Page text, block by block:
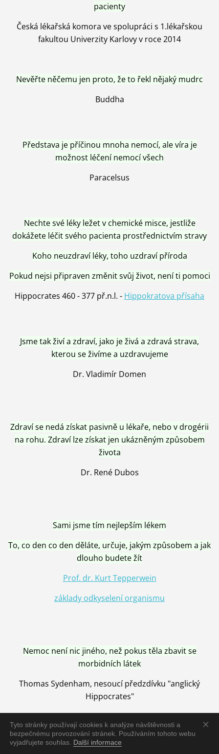
Tyto stránky používají cookies k analýze návštěvnosti a
bezpečnému provozování stránek. Používáním tohoto webu
vyjadřujete souhlas. Další informace
pacienty
Česká lékařská komora ve spolupráci s 1.lékařskou
fakultou Univerzity Karlovy v roce 2014
Nevěřte něčemu jen proto, že to řekl nějaký mudrc
Buddha
Představa je příčinou mnoha nemocí, ale víra je
možnost léčení nemocí všech
Paracelsus
Nechte své léky ležet v chemické misce, jestliže
dokážete léčit svého pacienta prostřednictvím stravy
Koho neuzdraví léky, toho uzdraví příroda
Pokud nejsi připraven změnit svůj život, není ti pomoci
Hippocrates 460 - 377 př.n.l. - Hippokratova přísaha
Jsme tak živí a zdraví, jako je živá a zdravá strava,
kterou se živíme a uzdravujeme
Dr. Vladimír Domen
Zdraví se nedá získat pasivně u lékaře, nebo v drogérii
na rohu. Zdraví lze získat jen ukázněným způsobem
života
Dr. René Dubos
Sami jsme tím nejlepším lékem
To, co den co den děláte, určuje, jakým způsobem a jak
dlouho budete žít
Prof. dr. Kurt Tepperwein
základy odkyselení organismu
Nemoc není nic jiného, než pokus těla zbavit se
morbidních látek
Thomas Sydenham, nesoucí předzdívku "anglický
Hippocrates"
Nemoc je vyléčena jen pomocí Přírody, neutralizací a